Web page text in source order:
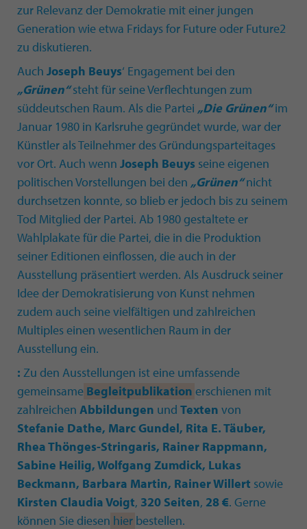
zur Relevanz der Demokratie mit einer jungen
Generation wie etwa Fridays for Future oder Future2
zu diskutieren.
Auch Joseph Beuys‘ Engagement bei den
„Grünen“steht für seine Verflechtungen zum
süddeutschen Raum. Als die Partei „Die Grünen“im
Januar 1980 in Karlsruhe gegründet wurde, war der
Künstler als Teilnehmer des Gründungsparteitages
vor Ort. Auch wenn Joseph Beuys seine eigenen
politischen Vorstellungen bei den „Grünen“nicht
durchsetzen konnte, so blieb er jedoch bis zu seinem
Tod Mitglied der Partei. Ab 1980 gestaltete er
Wahlplakate für die Partei, die in die Produktion
seiner Editionen einflossen, die auch in der
Ausstellung präsentiert werden. Als Ausdruck seiner
Idee der Demokratisierung von Kunst nehmen
zudem auch seine vielfältigen und zahlreichen
Multiples einen wesentlichen Raum in der
Ausstellung ein.
: Zu den Ausstellungen ist eine umfassende
gemeinsame Begleitpublikation erschienen mit
zahlreichen Abbildungen und Texten von
Stefanie Dathe, Marc Gundel, Rita E. Täuber,
Rhea Thönges-Stringaris, Rainer Rappmann,
Sabine Heilig, Wolfgang Zumdick, Lukas
Beckmann, Barbara Martin, Rainer Willert sowie
Kirsten Claudia Voigt, 320 Seiten, 28 €. Gerne
können Sie diesen hier bestellen.